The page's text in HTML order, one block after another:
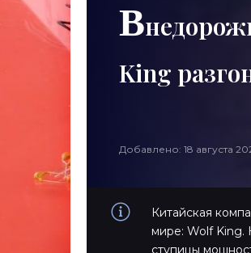
В
King
Добавлено: 18 августа
Китайская
мире: Wolf King.
ступицы